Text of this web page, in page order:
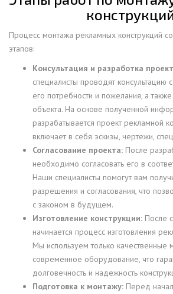
Процесс монтажа рекламных конструкций
этапов:
Консультация и разработка
специалисты проводят консультацию
его потребности и пожелания, а
объекта. На основе полученной
разрабатывается проект рекламной
включает в себя эскизы, чертежи,
Согласование проекта: После
необходимо согласовать его в
Наши специалисты помогут вам
разрешения и согласования, что
с законом в будущем.
Изготовление конструкции: После
начинается процесс изготовления
Мы используем только качественные
современное оборудование, что
долговечность и надежность
Подготовка к монтажу: Перед